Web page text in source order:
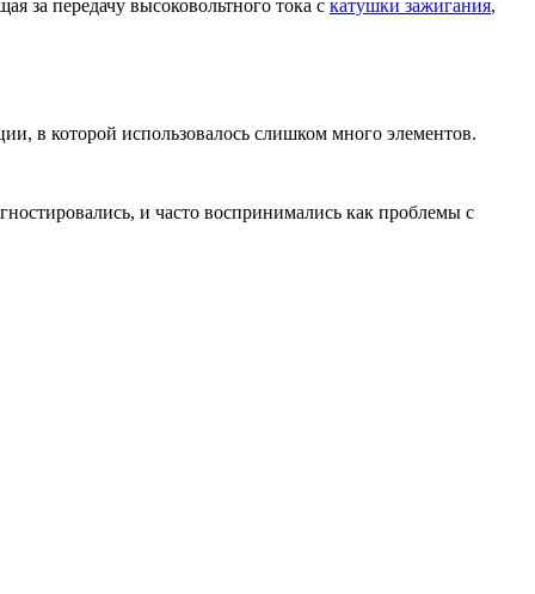
за передачу высоковольтного тока с катушки зажигания,
в которой использовалось слишком много элементов.
и часто воспринимались как проблемы с